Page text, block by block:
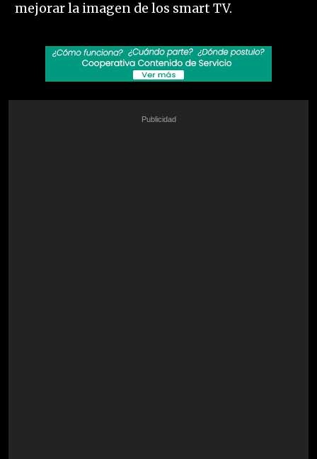
mejorar la imagen de los smart TV.